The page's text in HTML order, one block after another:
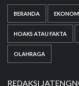
BERANDA
HOAKS ATAU FAKTA
OLAHRAGA
REDAKSI